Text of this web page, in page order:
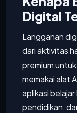
Digital
Langganan
dari aktivitas
premium
memakai alat
aplikasi
pendidikan,